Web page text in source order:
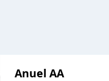
Anuel AA